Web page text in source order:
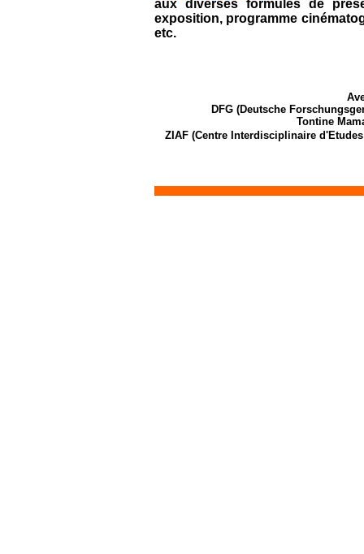
aux diverses formules de
exposition, programme
etc.
DFG (Deutsche
Tontine
ZIAF (Centre Interdisciplinaire